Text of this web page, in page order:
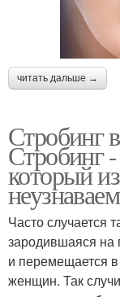
читать дальше →
Стробинг
Стробинг
который
Часто случается
зародившаяся на
и перемещается
женщин. Так